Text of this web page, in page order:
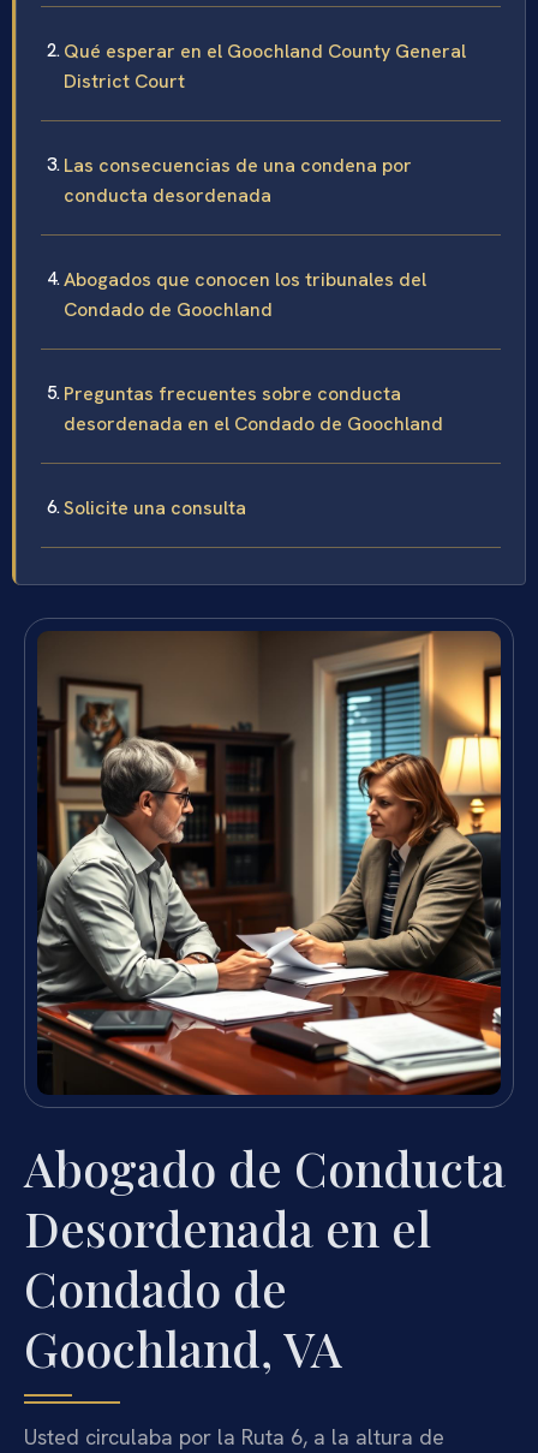
Qué esperar en el Goochland County General
District Court
Las consecuencias de una condena por
conducta desordenada
Abogados que conocen los tribunales del
Condado de Goochland
Preguntas frecuentes sobre conducta
desordenada en el Condado de Goochland
Solicite una consulta
Abogado de Conducta
Desordenada en el
Condado de
Goochland, VA
Usted circulaba por la Ruta 6, a la altura de